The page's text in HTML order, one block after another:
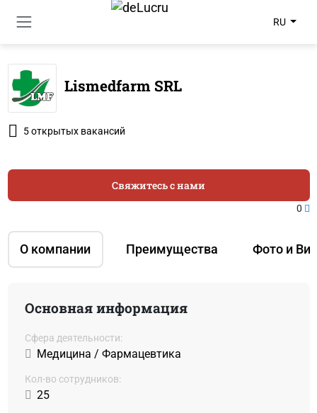
RU
Lismedfarm SRL
5 открытых вакансий
О компании Преимущества Фото и
Свяжитесь с нами
0
Основная информация
Сфера деятельности:
Медицина / Фармацевтика
Кол-во сотрудников:
25